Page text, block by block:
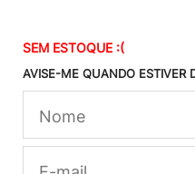
SEM ESTOQUE :(
AVISE-ME QUANDO ESTIVER